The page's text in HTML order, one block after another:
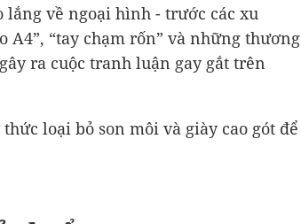
lắng về ngoại hình - trước các xu
A4”, “tay chạm rốn” và những thương
ra cuộc tranh luận gay gắt trên
loại bỏ son môi và giày cao gót để